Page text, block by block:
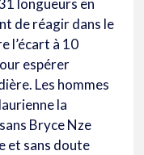
longueurs en
de réagir dans le
l’écart à 10
espérer
Les hommes
la
Bryce Nze
et sans doute